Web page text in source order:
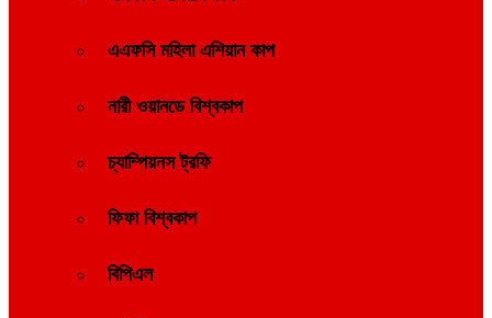
এএফসি মহিলা এশিয়ান কাপ
নারী ওয়ানডে বিশ্বকাপ
চ্যাম্পিয়নস ট্রফি
ফিফা বিশ্বকাপ
বিপিএল